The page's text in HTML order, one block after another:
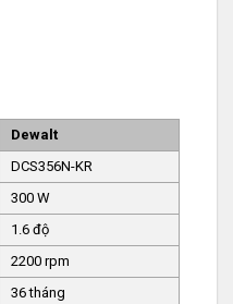
Dewalt
DCS356N-KR
300 W
1.6 độ
2200 rpm
36 tháng